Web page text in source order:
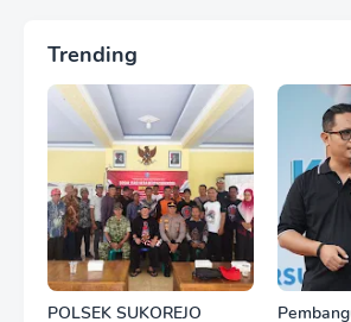
Trending
POLSEK SUKOREJO